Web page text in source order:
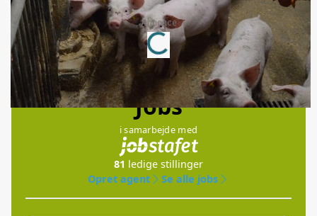
Annonce
Loading...
Jobs
i samarbejde med
81 ledige stillinger
Opret agent
Se alle jobs